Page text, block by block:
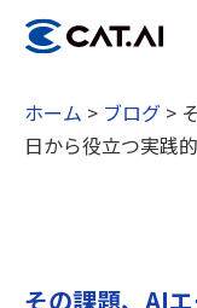
ホーム > ブログ >
日から役立つ実践
その課題、AI